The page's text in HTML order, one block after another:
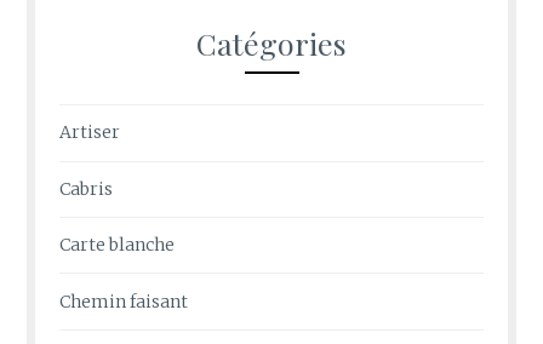
Catégories
Artiser
Cabris
Carte blanche
Chemin faisant